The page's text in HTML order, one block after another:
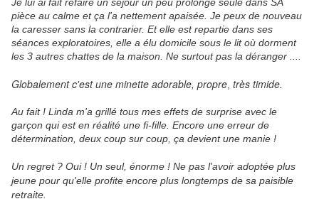
pièce au calme et ça l'a nettement apaisée. Je peux de nouveau
la caresser sans la contrarier. Et elle est repartie dans ses
séances exploratoires, elle a élu domicile sous le lit où dorment
les 3 autres chattes de la maison. Ne surtout pas la déranger ....
Globalement c'est une minette adorable, propre très timide.
Au fait ! Linda m'a grillé tous mes effets de surprise avec le
garçon qui est en réalité une fi-fille. Encore une erreur de
détermination, deux coup sur coup, ça devient une manie !
Un regret ? Oui ! Un seul, énorme ! Ne pas l'avoir adoptée plus
jeune pour qu'elle profite encore plus longtemps de sa paisible
retraite.